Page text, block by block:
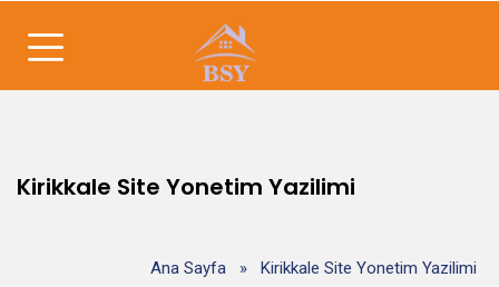
Kirikkale Site Yonetim Yazilimi
Ana Sayfa » Kirikkale Site Yonetim Yazilimi